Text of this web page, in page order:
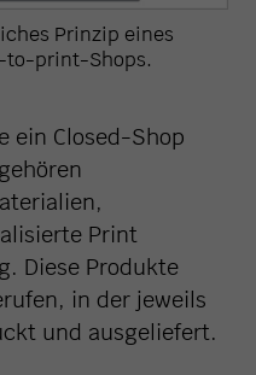
Prinzip eines
to-print-Shops.
ein Closed-Shop
Print
Diese Produkte
in der jeweils
und ausgeliefert.